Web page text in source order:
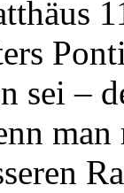
sei –